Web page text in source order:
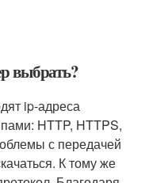
выбрать?
ip-адреса
HTTP, HTTPS,
с передачей
К тому же